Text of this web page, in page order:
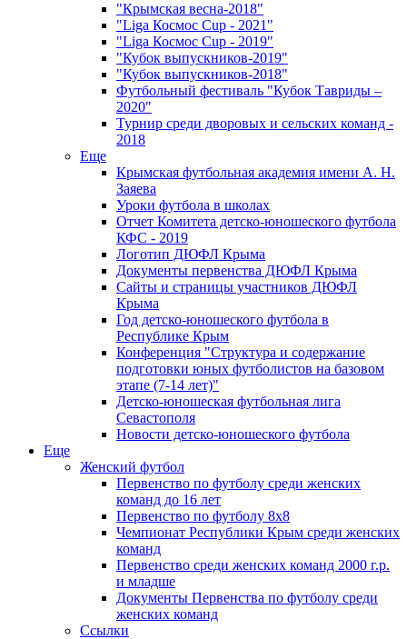
"Крымская весна-2018"
"Liga Космос Cup - 2021"
"Liga Космос Cup - 2019"
"Кубок выпускников-2019"
"Кубок выпускников-2018"
Футбольный фестиваль "Кубок Тавриды –
2020"
Турнир среди дворовых и сельских команд -
2018
Еще
Крымская футбольная академия имени А. Н.
Заяева
Уроки футбола в школах
Отчет Комитета детско-юношеского футбола
КФС - 2019
Логотип ДЮФЛ Крыма
Документы первенства ДЮФЛ Крыма
Сайты и страницы участников ДЮФЛ
Крыма
Год детско-юношеского футбола в
Республике Крым
Конференция "Структура и содержание
подготовки юных футболистов на базовом
этапе (7-14 лет)"
Детско-юношеская футбольная лига
Севастополя
Новости детско-юношеского футбола
Еще
Женский футбол
Первенство по футболу среди женских
команд до 16 лет
Первенство по футболу 8х8
Чемпионат Республики Крым среди женских
команд
Первенство среди женских команд 2000 г.р.
и младше
Документы Первенства по футболу среди
женских команд
Ссылки